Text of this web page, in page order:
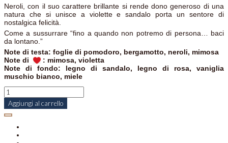
Neroli, con il suo carattere brillante si rende dono generoso di una
natura che si unisce a violette e sandalo porta un sentore di
nostalgica felicità.
Come a sussurrare “fino a quando non potremo di persona… baci
da lontano.”
Note di testa: foglie di pomodoro, bergamotto, neroli, mimosa
Note di
: mimosa, violetta
Note di fondo: legno di sandalo, legno di rosa, vaniglia
muschio bianco, miele
Aggiungi al carrello